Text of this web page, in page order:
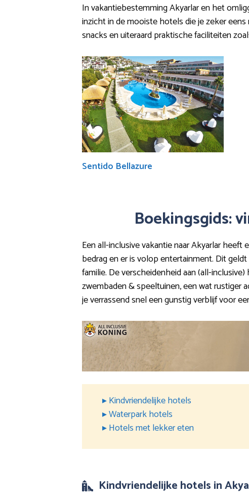
In vakantiebestemming Akyarlar en het
inzicht in de mooiste hotels die je zeker
snacks en uiteraard praktische faciliteiten
Sentido Bellazure
Boekingsgids:
Een all-inclusive vakantie naar Akyarlar
bedrag en er is volop entertainment. Dit
familie. De verscheidenheid aan (all-
zwembaden & speeltuinen, een wat rustiger
je verrassend snel een gunstig verblijf voor
▸ Kindvriendelijke hotels
▸ Waterpark hotels
▸ Hotels met lekker eten
Kindvriendelijke hotels in